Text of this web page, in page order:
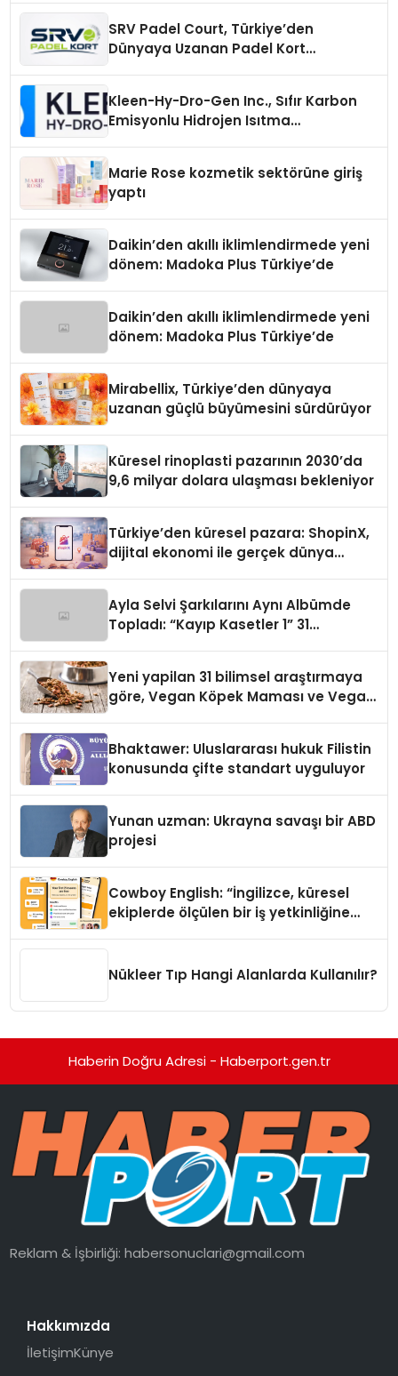
SRV Padel Court, Türkiye’den
Dünyaya Uzanan Padel Kort
Kleen-Hy-Dro-Gen Inc., Sıfır Karbon
Emisyonlu Hidrojen Isıtma
Marie Rose kozmetik sektörüne giriş
yaptı
Daikin’den akıllı iklimlendirmede yeni
dönem: Madoka Plus Türkiye’de
Daikin’den akıllı iklimlendirmede yeni
dönem: Madoka Plus Türkiye’de
Mirabellix, Türkiye’den dünyaya
uzanan güçlü büyümesini sürdürüyor
Küresel rinoplasti pazarının 2030’da
9,6 milyar dolara ulaşması bekleniyor
Türkiye’den küresel pazara: ShopinX,
dijital ekonomi ile gerçek dünya
Ayla Selvi Şarkılarını Aynı Albümde
Topladı: “Kayıp Kasetler 1” 31
Yeni yapilan 31 bilimsel araştırmaya
göre, Vegan Köpek Maması ve Vegan
Bhaktawer: Uluslararası hukuk Filistin
konusunda çifte standart uyguluyor
Yunan uzman: Ukrayna savaşı bir ABD
projesi
Cowboy English: “İngilizce, küresel
ekiplerde ölçülen bir iş yetkinliğine
Nükleer Tıp Hangi Alanlarda Kullanılır?
Haberin Doğru Adresi - Haberport.gen.tr
Reklam & İşbirliği:habersonuclari@gmail.com
Hakkımızda
İletişimKünye